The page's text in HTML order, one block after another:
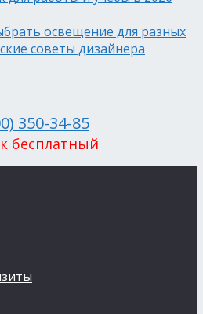
освещение для разных
советы дизайнера
350-34-85
бесплатный